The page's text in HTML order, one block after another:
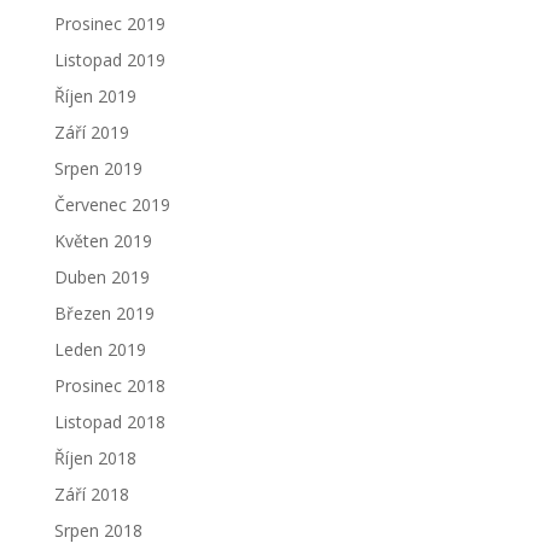
Prosinec 2019
Listopad 2019
Říjen 2019
Září 2019
Srpen 2019
Červenec 2019
Květen 2019
Duben 2019
Březen 2019
Leden 2019
Prosinec 2018
Listopad 2018
Říjen 2018
Září 2018
Srpen 2018